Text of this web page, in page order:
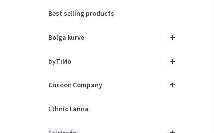
Best selling products
+
Bolga kurve
+
byTiMo
+
Cocoon Company
Ethnic Lanna